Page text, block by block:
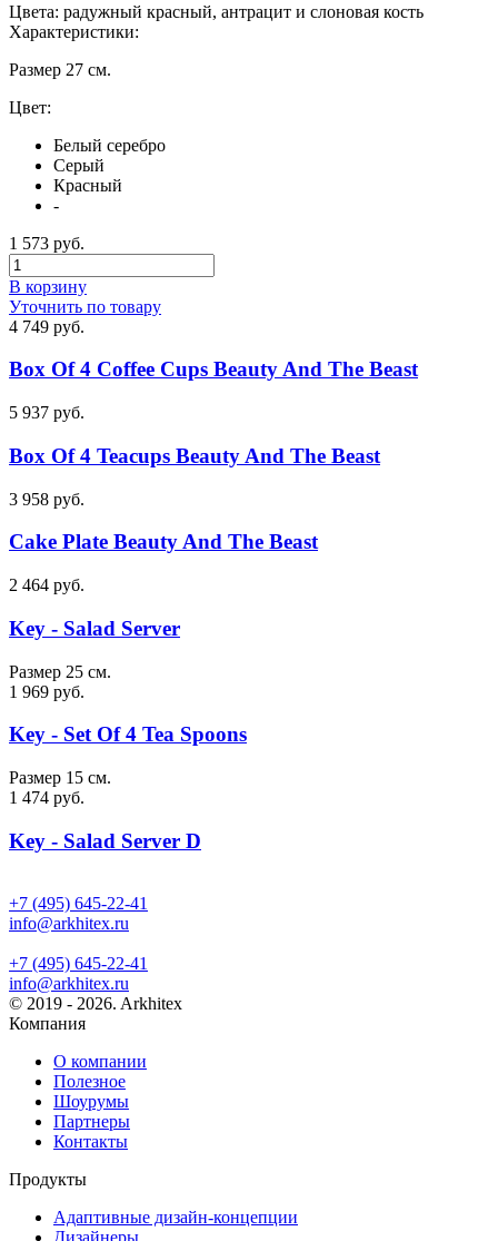
Цвета: радужный красный, антрацит и слоновая кость
Характеристики:
Размер 27 см.
Цвет:
Белый серебро
Серый
Красный
-
1 573 руб.
В корзину
Уточнить по товару
4 749 руб.
Box Of 4 Coffee Cups Beauty And The Beast
5 937 руб.
Box Of 4 Teacups Beauty And The Beast
3 958 руб.
Cake Plate Beauty And The Beast
2 464 руб.
Key - Salad Server
Размер 25 см.
1 969 руб.
Key - Set Of 4 Tea Spoons
Размер 15 см.
1 474 руб.
Key - Salad Server D
+7 (495) 645-22-41
info@arkhitex.ru
+7 (495) 645-22-41
info@arkhitex.ru
© 2019 - 2026. Arkhitex
Компания
О компании
Полезное
Шоурумы
Партнеры
Контакты
Продукты
Адаптивные дизайн-концепции